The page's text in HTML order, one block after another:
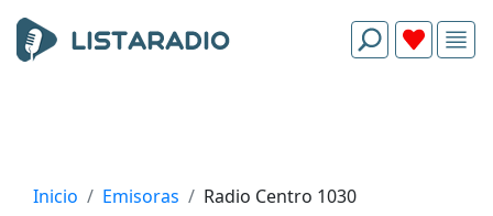
Inicio Emisoras Radio Centro 1030